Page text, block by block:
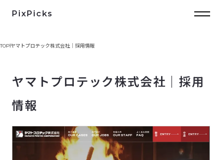
PixPicks
TOPヤマトプロテック株式会社｜採用情報
ヤマトプロテック株式会社｜採用
情報